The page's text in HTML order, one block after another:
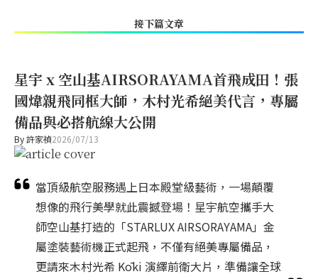
接下篇文章
星宇 x 空山基AIRSORAYAMA首飛成田！張
國煒親飛同框大師，木村光希絕美代言，專屬
備品與必搭航線大公開
By許家禎2026/07/13
當頂級航空服務遇上日本殿堂級藝術，一場顛覆
想像的飛行美學就此震撼登場！星宇航空攜手大
師空山基打造的「STARLUX AIRSORAYAMA」金
屬塗裝藝術機正式起飛，不僅有絕美專屬備品，
更請來木村光希 Kōki 演繹前衛大片，準備讓全球